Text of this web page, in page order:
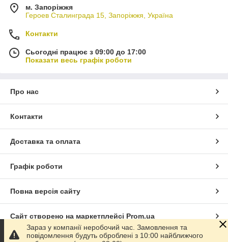
м. Запоріжжя
Героев Сталинграда 15, Запоріжжя, Україна
Контакти
Сьогодні працює з 09:00 до 17:00
Показати весь графік роботи
Про нас
Контакти
Доставка та оплата
Графік роботи
Повна версія сайту
Сайт створено на маркетплейсі Prom.ua
Зараз у компанії неробочий час. Замовлення та
повідомлення будуть оброблені з 10:00 найближчого